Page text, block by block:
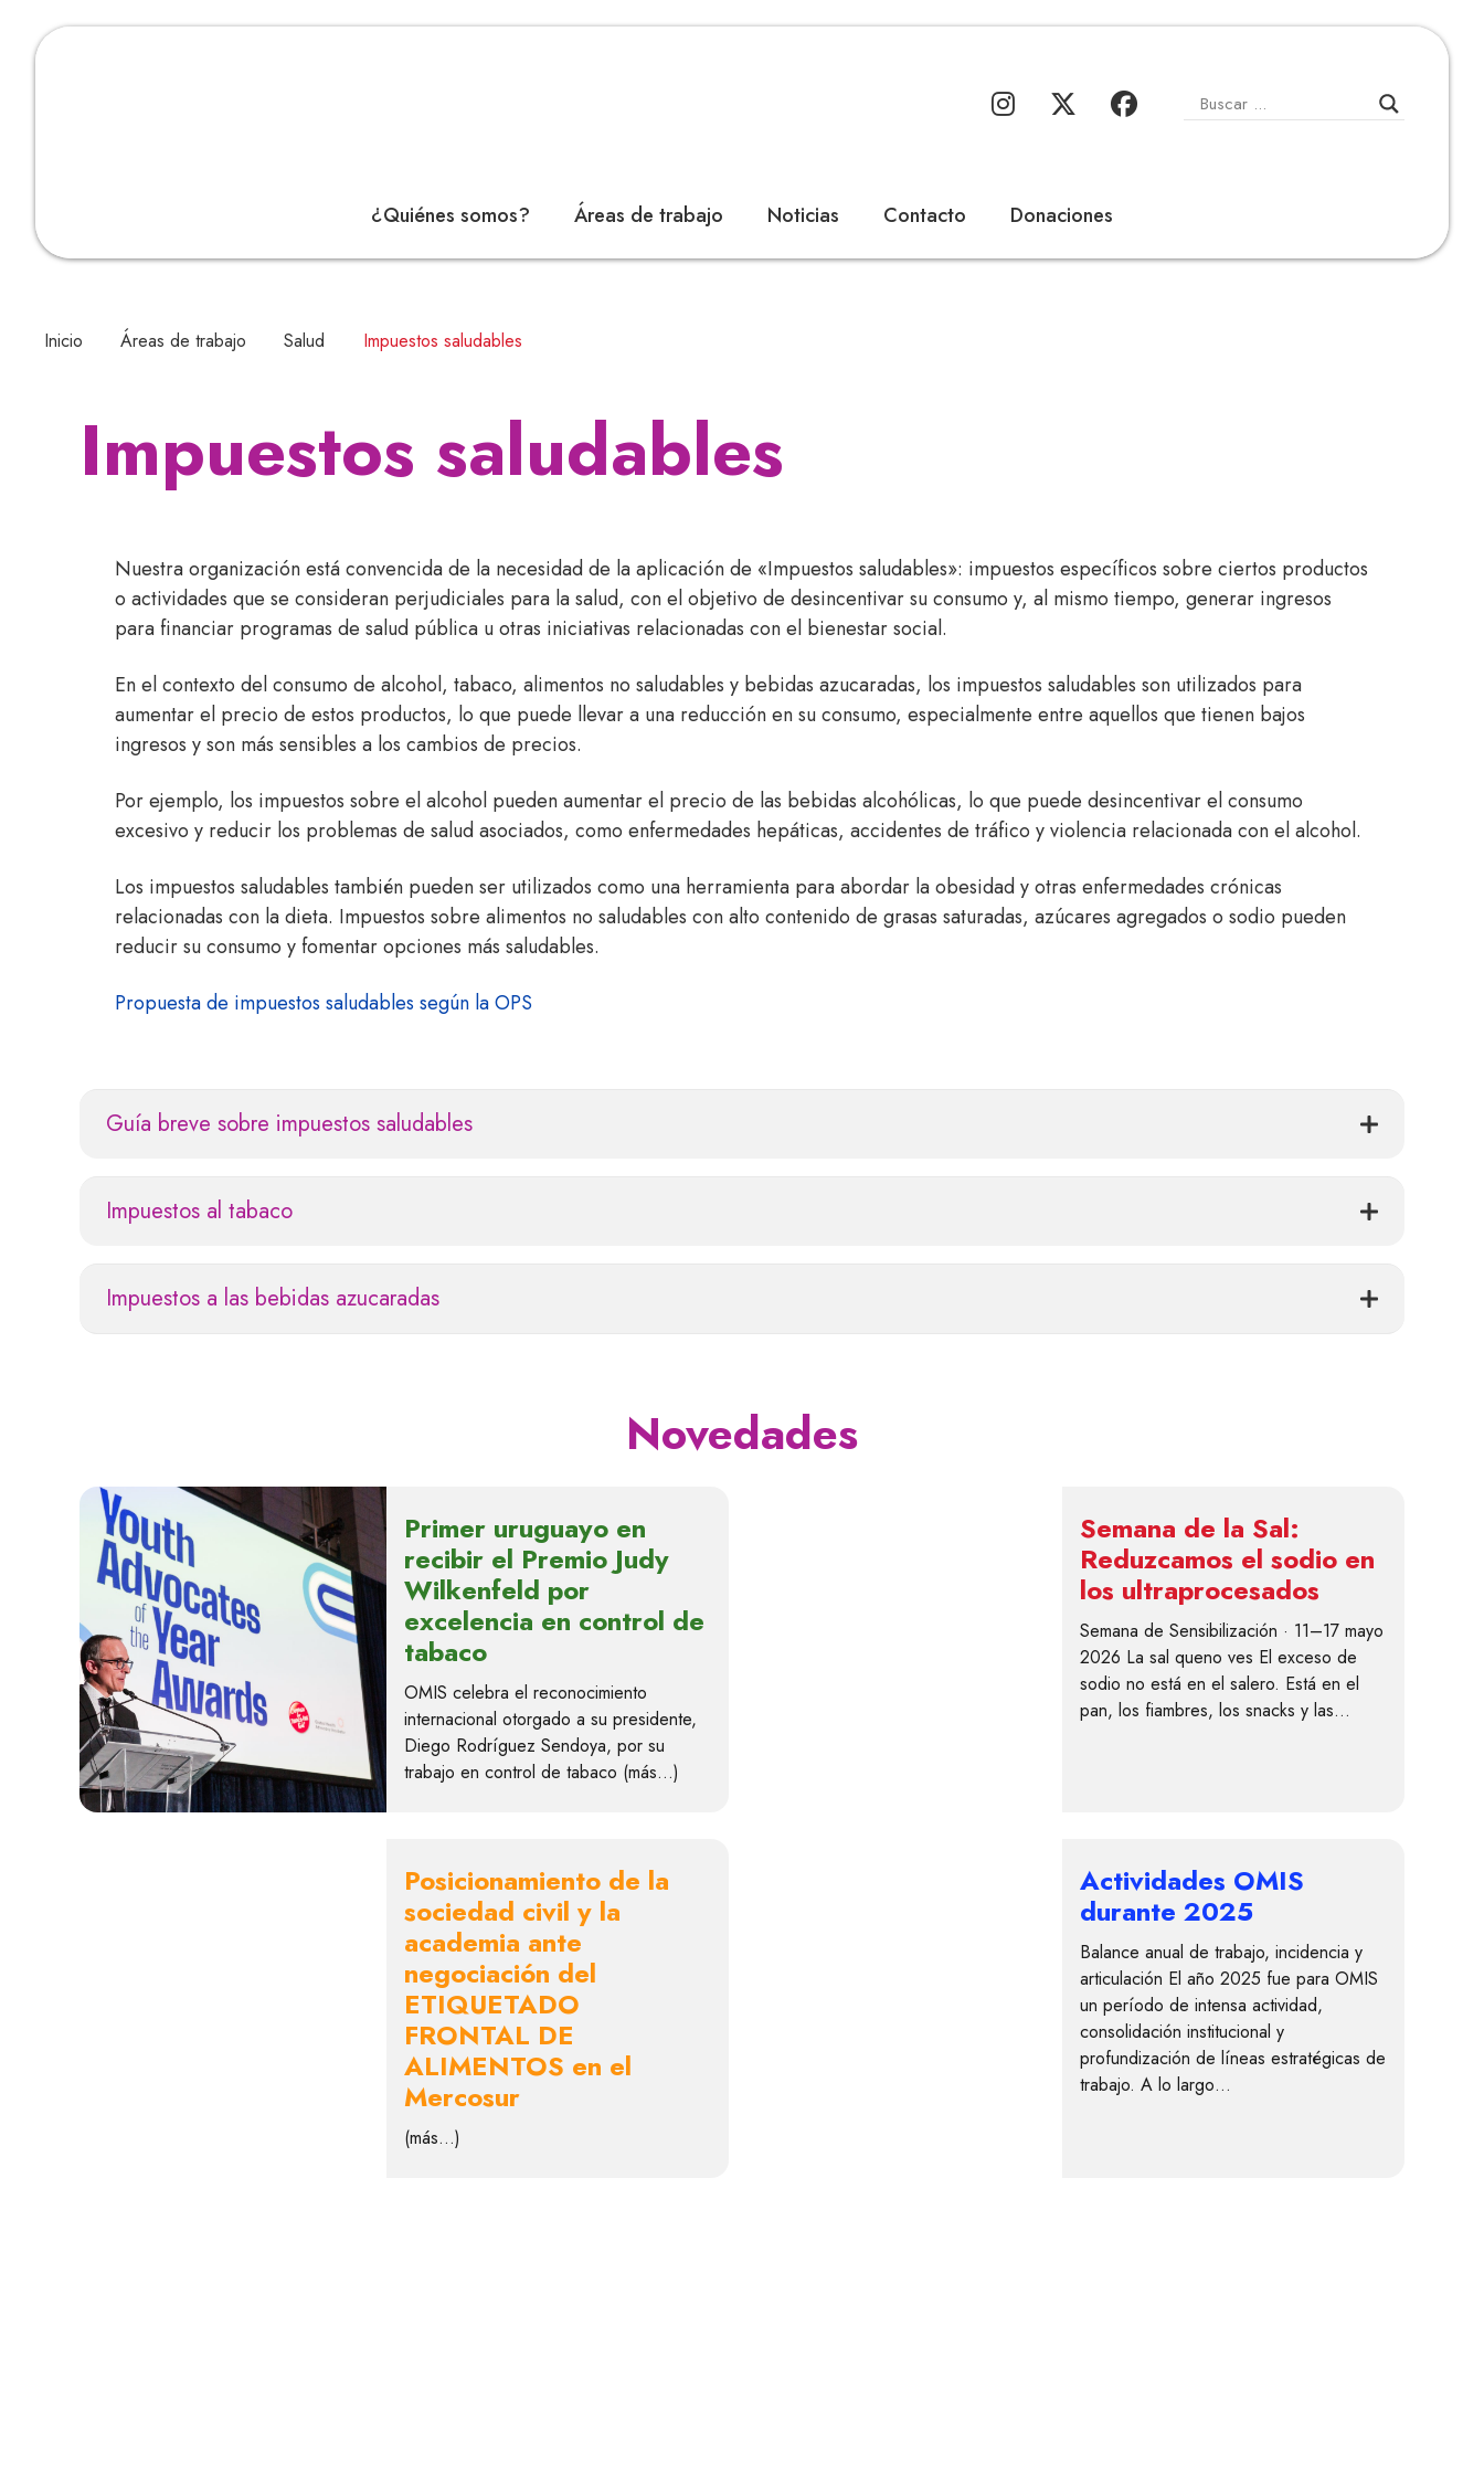
¿Quiénes somos? Áreas de trabajo Noticias Contacto Donaciones
Inicio Áreas de trabajo Salud Impuestos saludables
Impuestos saludables
Nuestra organización está convencida de la necesidad de la aplicación de «Impuestos saludables»: impuestos específicos sobre ciertos productos
o actividades que se consideran perjudiciales para la salud, con el objetivo de desincentivar su consumo y, al mismo tiempo, generar ingresos
para financiar programas de salud pública u otras iniciativas relacionadas con el bienestar social.
En el contexto del consumo de alcohol, tabaco, alimentos no saludables y bebidas azucaradas, los impuestos saludables son utilizados para
aumentar el precio de estos productos, lo que puede llevar a una reducción en su consumo, especialmente entre aquellos que tienen bajos
ingresos y son más sensibles a los cambios de precios.
Por ejemplo, los impuestos sobre el alcohol pueden aumentar el precio de las bebidas alcohólicas, lo que puede desincentivar el consumo
excesivo y reducir los problemas de salud asociados, como enfermedades hepáticas, accidentes de tráfico y violencia relacionada con el alcohol.
Los impuestos saludables también pueden ser utilizados como una herramienta para abordar la obesidad y otras enfermedades crónicas
relacionadas con la dieta. Impuestos sobre alimentos no saludables con alto contenido de grasas saturadas, azúcares agregados o sodio pueden
reducir su consumo y fomentar opciones más saludables.
Propuesta de impuestos saludables según la OPS
Guía breve sobre impuestos saludables
Impuestos al tabaco
Impuestos a las bebidas azucaradas
Novedades
Primer uruguayo en
recibir el Premio Judy
Wilkenfeld por
excelencia en control de
tabaco
OMIS celebra el reconocimiento
internacional otorgado a su presidente,
Diego Rodríguez Sendoya, por su
trabajo en control de tabaco (más…)
Semana de la Sal:
Reduzcamos el sodio en
los ultraprocesados
Semana de Sensibilización · 11–17 mayo
2026 La sal queno ves El exceso de
sodio no está en el salero. Está en el
pan, los fiambres, los snacks y las…
Posicionamiento de la
sociedad civil y la
academia ante
negociación del
ETIQUETADO
FRONTAL DE
ALIMENTOS en el
Mercosur
(más…)
Actividades OMIS
durante 2025
Balance anual de trabajo, incidencia y
articulación El año 2025 fue para OMIS
un período de intensa actividad,
consolidación institucional y
profundización de líneas estratégicas de
trabajo. A lo largo…